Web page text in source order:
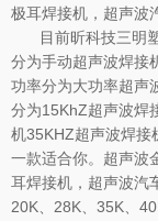
极耳焊接机，超声波
目前昕科技三明
分为手动超声波焊接
功率分为大功率超声
分为15KhZ超声波焊
机35KHZ超声波焊接
一款适合你。超声波
耳焊接机，超声波汽
20K、28K、35K、